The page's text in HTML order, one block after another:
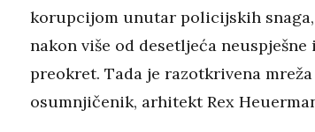
korupcijom unutar policijskih snaga,
nakon više od desetljeća
preokret. Tada je razotkrivena mreža
osumnjičenik, arhitekt Rex